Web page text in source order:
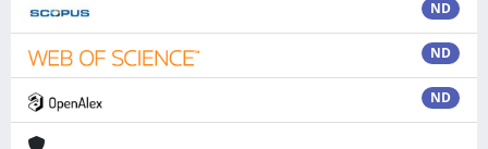
ND
ND
ND